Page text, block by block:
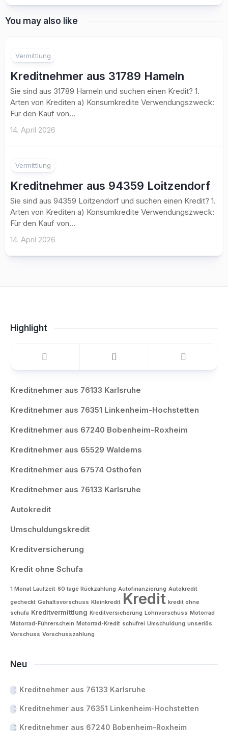
You may also like
Vermittlung
Kreditnehmer aus 31789 Hameln
Sie sind aus 31789 Hameln und suchen einen Kredit? 1.
Arten von Krediten a) Konsumkredite Verwendungszweck:
Für den Kauf von...
14. April 2026
Vermittlung
Kreditnehmer aus 94359 Loitzendorf
Sie sind aus 94359 Loitzendorf und suchen einen Kredit? 1.
Arten von Krediten a) Konsumkredite Verwendungszweck:
Für den Kauf von...
14. April 2026
Highlight
Kreditnehmer aus 76133 Karlsruhe
Kreditnehmer aus 76351 Linkenheim-Hochstetten
Kreditnehmer aus 67240 Bobenheim-Roxheim
Kreditnehmer aus 65529 Waldems
Kreditnehmer aus 67574 Osthofen
Kreditnehmer aus 76133 Karlsruhe
Autokredit
Umschuldungskredit
Kreditversicherung
Kredit ohne Schufa
1 Monat Laufzeit 60 tage Rückzahlung Autofinanzierung Autokredit
gecheckt Gehaltsvorschuss Kleinkredit Kredit kredit ohne
schufa Kreditvermittlung Kreditversicherung Lohnvorschuss Motorrad
Motorrad-Führerschein Motorrad-Kredit schufrei Umschuldung unseriös
Vorschuss Vorschusszahlung
Neu
Kreditnehmer aus 76133 Karlsruhe
Kreditnehmer aus 76351 Linkenheim-Hochstetten
Kreditnehmer aus 67240 Bobenheim-Roxheim